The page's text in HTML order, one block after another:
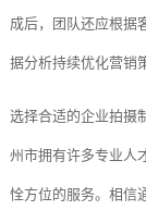
成后，团队还应根据
据分析持续优化营销
选择合适的企业拍摄
州市拥有许多专业人
恮方位的服务。相信